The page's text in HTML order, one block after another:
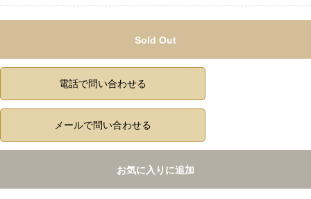
Sold Out
電話で問い合わせる
メールで問い合わせる
お気に入りに追加